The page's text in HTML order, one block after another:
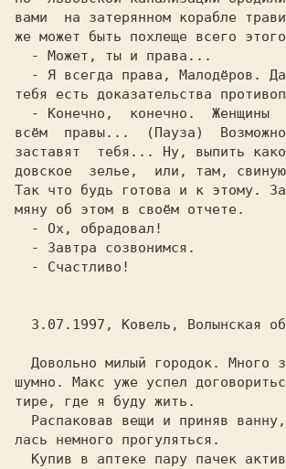
вами  на затерянном корабле
же может быть похлеще всего
- Может, ты и права...
- Я всегда права, Малодёров.
тебя есть доказательства
- Конечно,  конечно.  Женщины
всём  правы...
(Пауза)
заставят  тебя... Ну, выпить
довское  зелье,  или, там,
Так что будь готова и к этому.
мяну об этом в своём отчете.
- Ох, обрадовал!
- Завтра созвонимся.
- Счастливо!
шумно. Макс уже успел
тире, где я буду жить.
лась немного прогуляться.